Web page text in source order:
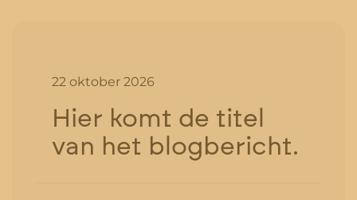
22 oktober 2026
Hier komt de titel
van het blogbericht.